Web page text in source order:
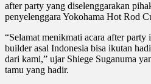
after party yang diselenggarakan
penyelenggara Yokohama Hot Rod
“Selamat menikmati acara after party
builder asal Indonesia bisa ikutan
dari kami,” ujar Shiege Suganuma
tamu yang hadir.